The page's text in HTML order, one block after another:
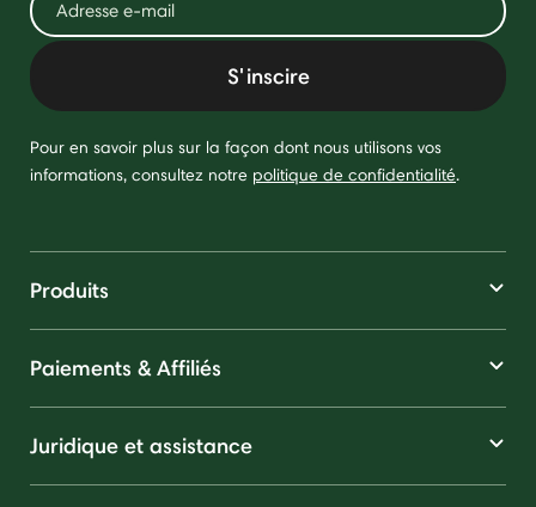
S'inscire
Pour en savoir plus sur la façon dont nous utilisons vos
informations, consultez notre politique de confidentialité.
Produits
Paiements & Affiliés
Juridique et assistance